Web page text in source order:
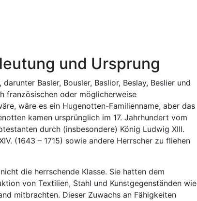
und Ursprung
Basler, Bousler, Baslior, Beslay, Beslier und
französischen oder möglicherweise
wäre es ein Hugenotten-Familienname, aber das
kamen ursprünglich im 17. Jahrhundert vom
durch (insbesondere) König Ludwig XIII.
(1643 – 1715) sowie andere Herrscher zu fliehen
die herrschende Klasse. Sie hatten dem
von Textilien, Stahl und Kunstgegenständen wie
mitbrachten. Dieser Zuwachs an Fähigkeiten